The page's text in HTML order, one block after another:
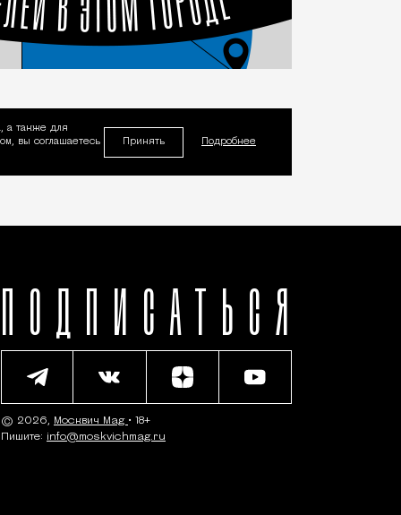
а также для
вы соглашаетесь
Принять Подробнее
ПОДПИСАТЬСЯ
© 2026, Москвич Mag • 18+
Пишите: info@moskvichmag.ru